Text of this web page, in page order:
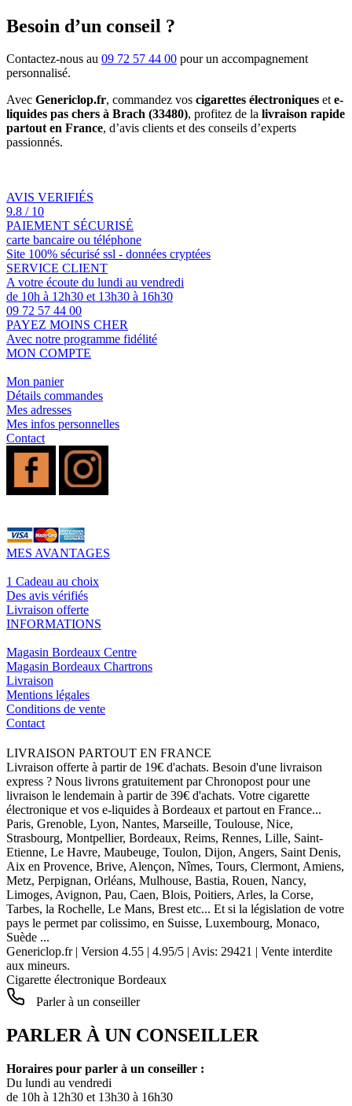
Besoin d’un conseil ?
Contactez-nous au 09 72 57 44 00 pour un accompagnement
personnalisé.
Avec Genericlop.fr, commandez vos cigarettes électroniques ete-
liquides pas chers à Brach (33480), profitez de la livraison rapide
partout en France, d’avis clients et des conseils d’experts
passionnés.
AVIS VERIFIÉS
9.8 / 10
PAIEMENT SÉCURISÉ
carte bancaire ou téléphone
Site 100% sécurisé ssl - données cryptées
SERVICE CLIENT
A votre écoute du lundi au vendredi
de 10h à 12h30 et 13h30 à 16h30
09 72 57 44 00
PAYEZ MOINS CHER
Avec notre programme fidélité
MON COMPTE
Mon panier
Détails commandes
Mes adresses
Mes infos personnelles
Contact
MES AVANTAGES
1 Cadeau au choix
Des avis vérifiés
Livraison offerte
INFORMATIONS
Magasin Bordeaux Centre
Magasin Bordeaux Chartrons
Livraison
Mentions légales
Conditions de vente
Contact
LIVRAISON PARTOUT EN FRANCE
Livraison offerte à partir de 19€ d'achats. Besoin d'une livraison
express ? Nous livrons gratuitement par Chronopost pour une
livraison le lendemain à partir de 39€ d'achats. Votre cigarette
électronique et vos e-liquides à Bordeaux et partout en France...
Paris, Grenoble, Lyon, Nantes, Marseille, Toulouse, Nice,
Strasbourg, Montpellier, Bordeaux, Reims, Rennes, Lille, Saint-
Etienne, Le Havre, Maubeuge, Toulon, Dijon, Angers, Saint Denis,
Aix en Provence, Brive, Alençon, Nîmes, Tours, Clermont, Amiens,
Metz, Perpignan, Orléans, Mulhouse, Bastia, Rouen, Nancy,
Limoges, Avignon, Pau, Caen, Blois, Poitiers, Arles, la Corse,
Tarbes, la Rochelle, Le Mans, Brest etc... Et si la législation de votre
pays le permet par colissimo, en Suisse, Luxembourg, Monaco,
Suède ...
Genericlop.fr| Version 4.55 | 4.95/5 | Avis: 29421 | Vente interdite
aux mineurs.
Cigarette électronique Bordeaux
Parler à un conseiller
PARLER À UN CONSEILLER
Horaires pour parler à un conseiller :
Du lundi au vendredi
de 10h à 12h30 et 13h30 à 16h30